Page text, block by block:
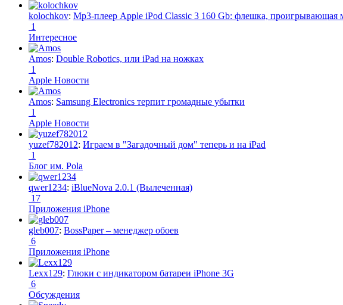
kolochkov: Mp3-плеер Apple iPod Classic 3 160 Gb: флешка, проигрывающая
1
Интересное
Amos: Double Robotics, или iPad на ножках
1
Apple Новости
Amos: Samsung Electronics терпит громадные убытки
1
Apple Новости
yuzef782012: Играем в "Загадочный дом" теперь и на iPad
1
Блог им. Pola
qwer1234: iBlueNova 2.0.1 (Вылеченная)
17
Приложения iPhone
gleb007: BossPaper – менеджер обоев
6
Приложения iPhone
Lexx129: Глюки с индикатором батареи iPhone 3G
6
Обсуждения